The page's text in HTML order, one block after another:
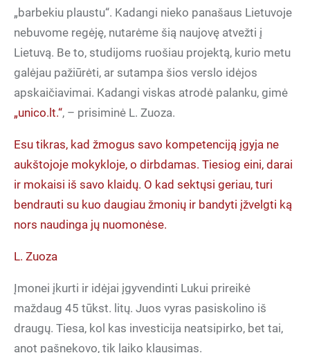
„barbekiu plaustu“. Kadangi nieko panašaus Lietuvoje
nebuvome regėję, nutarėme šią naujovę atvežti į
Lietuvą. Be to, studijoms ruošiau projektą, kurio metu
galėjau pažiūrėti, ar sutampa šios verslo idėjos
apskaičiavimai. Kadangi viskas atrodė palanku, gimė
„unico.lt.“, – prisiminė L. Zuoza.
Esu tikras, kad žmogus savo kompetenciją įgyja ne
aukštojoje mokykloje, o dirbdamas. Tiesiog eini, darai
ir mokaisi iš savo klaidų. O kad sektųsi geriau, turi
bendrauti su kuo daugiau žmonių ir bandyti įžvelgti ką
nors naudinga jų nuomonėse.
L. Zuoza
Įmonei įkurti ir idėjai įgyvendinti Lukui prireikė
maždaug 45 tūkst. litų. Juos vyras pasiskolino iš
draugų. Tiesa, kol kas investicija neatsipirko, bet tai,
anot pašnekovo, tik laiko klausimas.